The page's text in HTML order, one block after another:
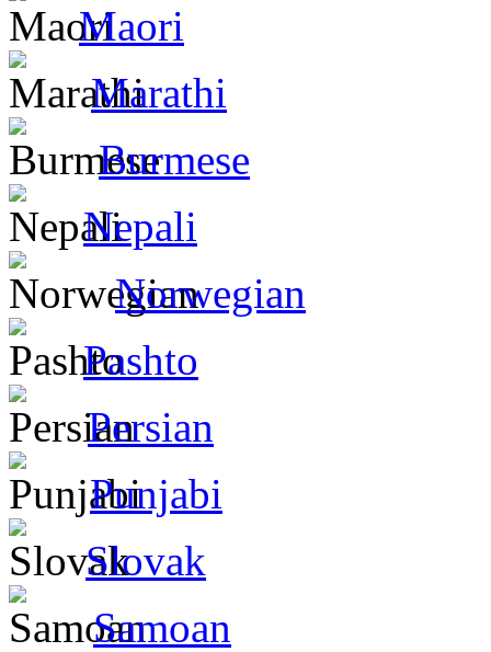
Maori
Marathi
Burmese
Nepali
Norwegian
Pashto
Persian
Punjabi
Slovak
Samoan